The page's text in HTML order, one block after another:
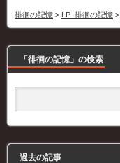
徘徊の記憶 > LP_徘徊の記憶 >
「徘徊の記憶」の検索
過去の記事